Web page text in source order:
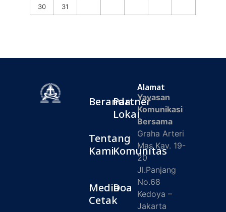
30
31
Beranda
Tentang
Kami
Media
Cetak
Partner
Lokal
Komunitas
Doa
Alamat
Yayasan
Komunikasi
Bersama
Graha Arteri
Mas Kav. 19-
20
Jl.Panjang
No.68
Kedoya –
Jakarta